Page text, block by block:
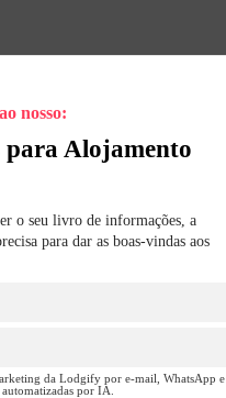
nosso:
Alojamento
o seu livro de informações, a
para dar as boas-vindas aos
da Lodgify por e-mail, WhatsApp e
por IA.